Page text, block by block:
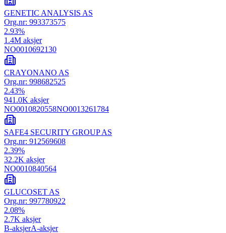
GENETIC ANALYSIS AS
Org.nr: 993373575
2.93%
1.4M aksjer
NO0010692130
CRAYONANO AS
Org.nr: 998682525
2.43%
941.0K aksjer
NO0010820558NO0013261784
SAFE4 SECURITY GROUP AS
Org.nr: 912569608
2.39%
32.2K aksjer
NO0010840564
GLUCOSET AS
Org.nr: 997780922
2.08%
2.7K aksjer
B-aksjerA-aksjer